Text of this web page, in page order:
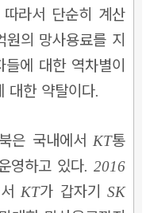
따라서 단순히 계산
원의 망사용료를 지
들에 대한 역차별이
대한 약탈이다.
은 국내에서 KT통
영하고 있다. 2016
KT가 갑자기SK